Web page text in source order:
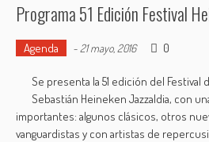
Programa 51 Edición Festival
Agenda - 21 mayo, 2016 0
Se presenta la 51 edición del Festival
Sebastián Heineken Jazzaldia, con
importantes: algunos clásicos, otros
vanguardistas y con artistas de